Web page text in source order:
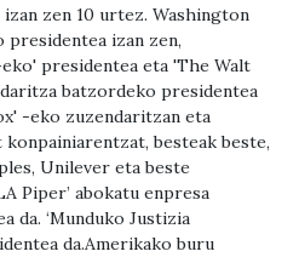
zen 10 urtez. Washington
izan zen,
presidentea eta 'The Walt
batzordeko presidentea
-eko zuzendaritzan eta
konpainiarentzat, besteak beste,
Unilever eta beste
Piper’ abokatu enpresa
da. ‘Munduko Justizia
da.Amerikako buru